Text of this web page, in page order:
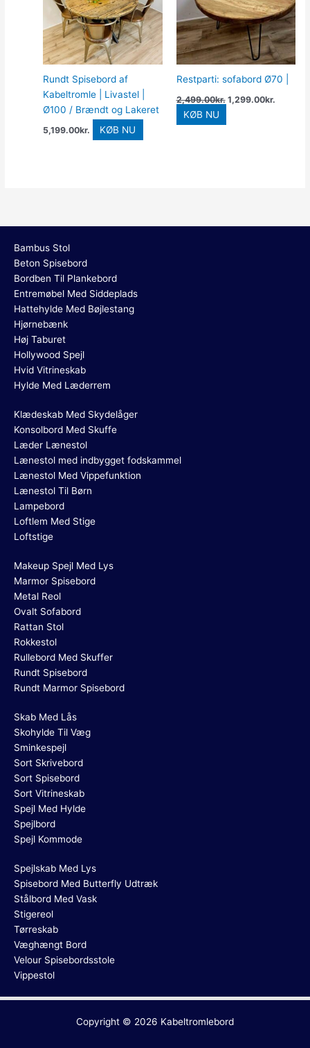
Rundt Spisebord af
Kabeltromle | Livastel |
Ø100 / Brændt og Lakeret
5,199.00kr. KØB NU
Restparti: sofabord Ø70 |
2,499.00kr. 1,299.00kr.
KØB NU
Bambus Stol
Beton Spisebord
Bordben Til Plankebord
Entremøbel Med Siddeplads
Hattehylde Med Bøjlestang
Hjørnebænk
Høj Taburet
Hollywood Spejl
Hvid Vitrineskab
Hylde Med Læderrem
Klædeskab Med Skydelåger
Konsolbord Med Skuffe
Læder Lænestol
Lænestol med indbygget fodskammel
Lænestol Med Vippefunktion
Lænestol Til Børn
Lampebord
Loftlem Med Stige
Loftstige
Makeup Spejl Med Lys
Marmor Spisebord
Metal Reol
Ovalt Sofabord
Rattan Stol
Rokkestol
Rullebord Med Skuffer
Rundt Spisebord
Rundt Marmor Spisebord
Skab Med Lås
Skohylde Til Væg
Sminkespejl
Sort Skrivebord
Sort Spisebord
Sort Vitrineskab
Spejl Med Hylde
Spejlbord
Spejl Kommode
Spejlskab Med Lys
Spisebord Med Butterfly Udtræk
Stålbord Med Vask
Stigereol
Tørreskab
Væghængt Bord
Velour Spisebordsstole
Vippestol
Copyright © 2026 Kabeltromlebord